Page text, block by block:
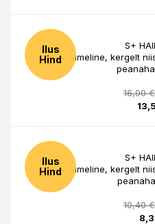
Ilus
Hind
S+
Õrnatoimeline, kergelt
16,90 €
Ilus
Hind
S+
Õrnatoimeline, kergelt
10,40 €